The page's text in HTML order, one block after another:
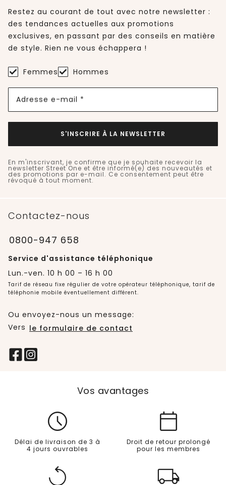
Restez au courant de tout avec notre newsletter :
des tendances actuelles aux promotions
exclusives, en passant par des conseils en matière
de style. Rien ne vous échappera !
Femmes Hommes
Adresse e-mail *
S'INSCRIRE À LA NEWSLETTER
En m'inscrivant, je confirme que je souhaite recevoir la
newsletter Street One et être informé(e) des nouveautés et
des promotions par e-mail. Ce consentement peut être
révoqué à tout moment.
Contactez-nous
0800-947 658
Service d'assistance téléphonique
Lun.-ven. 10 h 00 – 16 h 00
Tarif de réseau fixe régulier de votre opérateur téléphonique, tarif de
téléphonie mobile éventuellement différent.
Ou envoyez-nous un message:
Vers le formulaire de contact
Vos avantages
Délai de livraison de 3 à
4 jours ouvrables
Droit de retour prolongé
pour les membres